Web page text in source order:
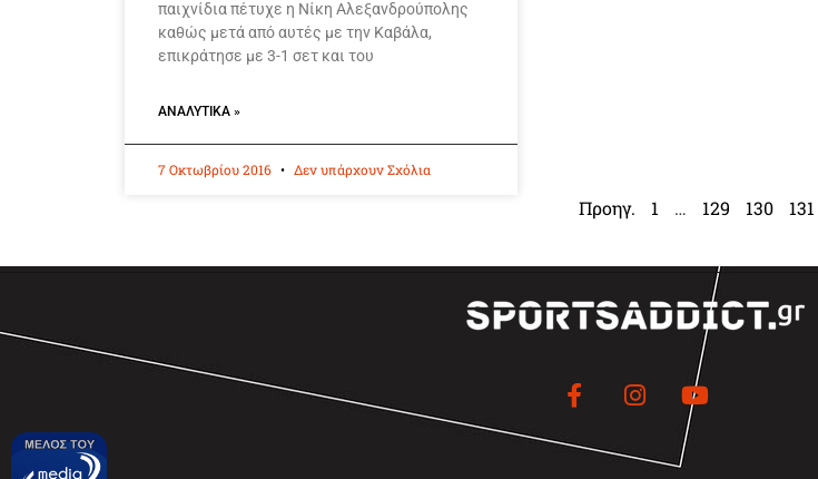
παιχνίδια πέτυχε η Νίκη Αλεξανδρούπολης
καθώς μετά από αυτές με την Καβάλα,
επικράτησε με 3-1 σετ και του
ΑΝΑΛΥΤΙΚΆ »
7 Οκτωβρίου 2016 Δεν υπάρχουν Σχόλια
Προηγ. 1 … 129 130 131